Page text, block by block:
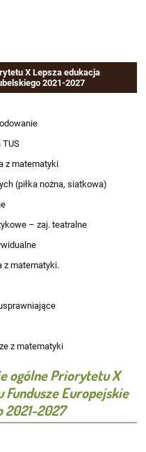
X Lepsza edukacja
2021-2027
TUS
z matematyki
(piłka nożna, siatkowa)
– zaj. teatralne
z matematyki.
z matematyki
ogólne Priorytetu X
Fundusze Europejskie
2021-2027